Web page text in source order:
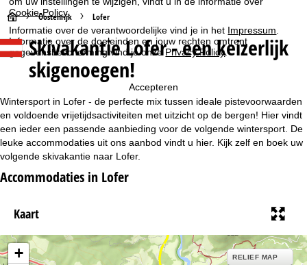
Cookie-Policy.
Informatie over de verantwoordelijke vind je in het Impressum
Informatie over de doeleinden en jouw rechten omtrent
gegevensbescherming vind je onzePrivacy Policy.
Accepteren
S
t
r
t
p
a
g
i
Oostenrijk Lofer
Skivakantie Lofer - een keizerlijk
skigenoegen!
Wintersport in Lofer - de perfecte mix tussen ideale pistevoorwaarden
en voldoende vrijetijdsactiviteiten met uitzicht op de bergen! Hier vindt
een ieder een passende aanbieding voor de volgende wintersport. De
leuke accommodaties uit ons aanbod vindt u hier. Kijk zelf en boek uw
volgende skivakantie naar Lofer.
Accommodaties in Lofer
Kaart
+ RELIEF MAP